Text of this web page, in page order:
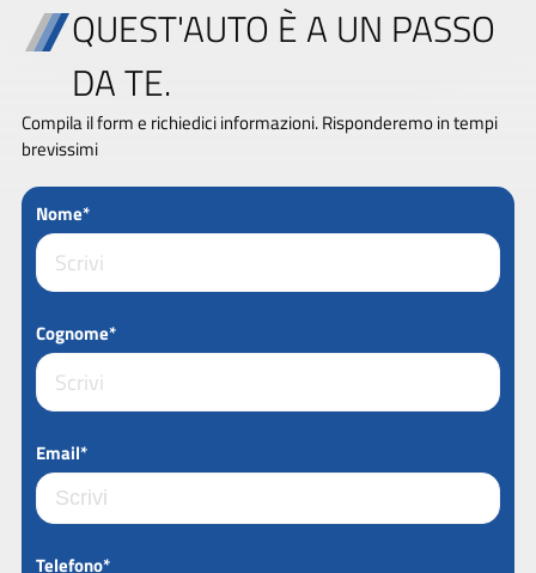
QUEST'AUTO È A UN PASSO
DA TE.
Compila il form e richiedici informazioni. Risponderemo in tempi
brevissimi
Nome*
Cognome*
Email*
Telefono*